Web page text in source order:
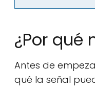
¿Por qué
Antes de
qué la señal